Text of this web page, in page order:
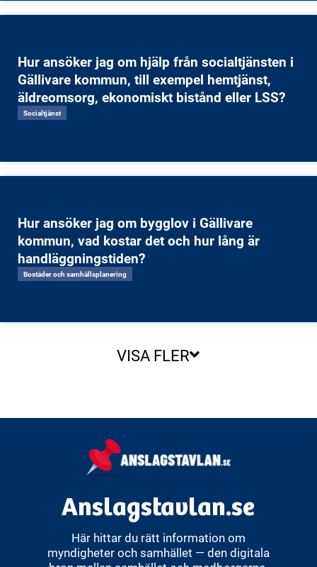
Hur ansöker jag om hjälp från socialtjänsten i
Gällivare kommun, till exempel hemtjänst,
äldreomsorg, ekonomiskt bistånd eller LSS?
Socialtjänst
Hur ansöker jag om bygglov i Gällivare
kommun, vad kostar det och hur lång är
handläggningstiden?
Bostäder och samhällsplanering
VISA FLER
Anslagstavlan.se
Här hittar du rätt information om
myndigheter och samhället — den digitala